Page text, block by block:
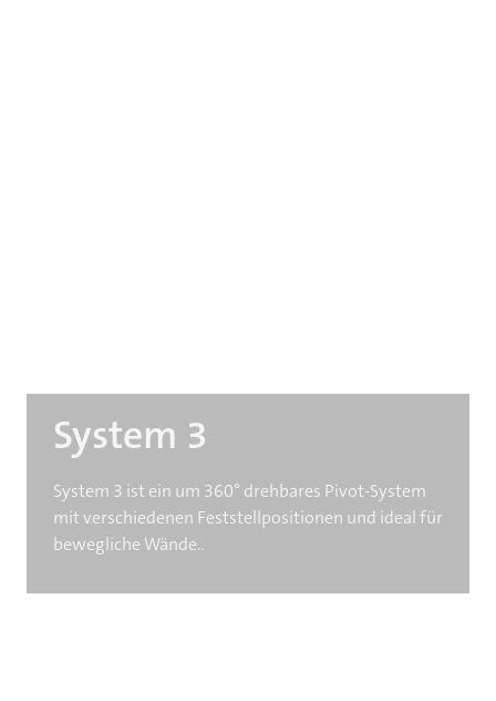
System 3
System 3 ist ein um 360° drehbares Pivot-System
mit verschiedenen Feststellpositionen und ideal für
bewegliche Wände..